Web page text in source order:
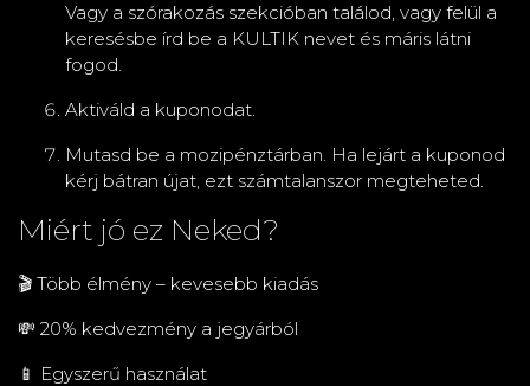
Vagy a szórakozás szekcióban találod, vagy felül a
keresésbe írd be a KULTIK nevet és máris látni
fogod.
Aktiváld a kuponodat.
Mutasd be a mozipénztárban. Ha lejárt a kuponod
kérj bátran újat, ezt számtalanszor megteheted.
Miért jó ez Neked?
🎬 Több élmény – kevesebb kiadás
💸 20% kedvezmény a jegyárból
📱 Egyszerű használat